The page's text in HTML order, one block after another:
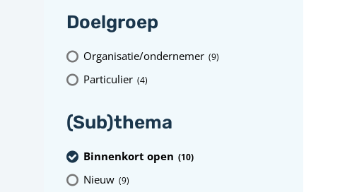
Doelgroep
Organisatie/ondernemer (9)
Particulier (4)
(Sub)thema
Binnenkort open (10)
Nieuw (9)